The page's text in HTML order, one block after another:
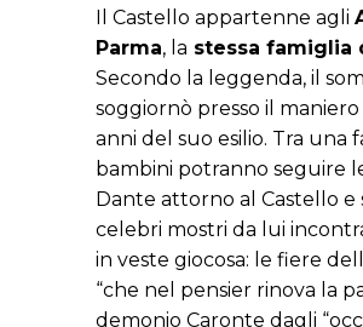
Il Castello appartenne agli
Parma, la stessa famiglia
Secondo la leggenda, il
soggiornò presso il maniero
anni del suo esilio. Tra una
bambini potranno seguire
Dante attorno al Castello e
celebri mostri da lui
in veste giocosa: le fiere
“che nel pensier rinova la
demonio Caronte dagli